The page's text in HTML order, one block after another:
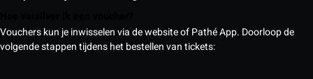
Vouchers kun je inwisselen via de website of Pathé App. Doorloop de
volgende stappen tijdens het bestellen van tickets: